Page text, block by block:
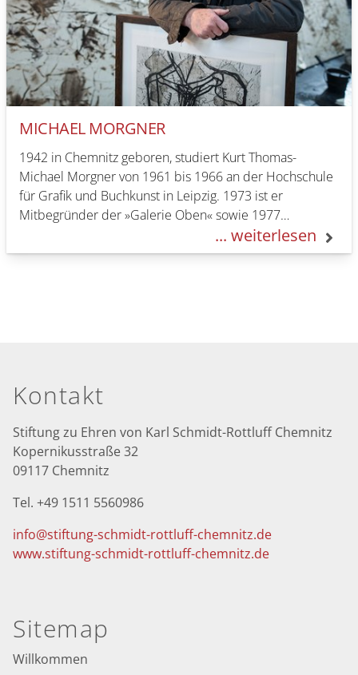
MICHAEL MORGNER
1942 in Chemnitz geboren, studiert Kurt Thomas-
Michael Morgner von 1961 bis 1966 an der Hochschule
für Grafik und Buchkunst in Leipzig. 1973 ist er
Mitbegründer der »Galerie Oben« sowie 1977…
... weiterlesen
Kontakt
Stiftung zu Ehren von Karl Schmidt-Rottluff Chemnitz
Kopernikusstraße 32
09117 Chemnitz
Tel. +49 1511 5560986
info@stiftung-schmidt-rottluff-chemnitz.de
www.stiftung-schmidt-rottluff-chemnitz.de
Sitemap
Willkommen